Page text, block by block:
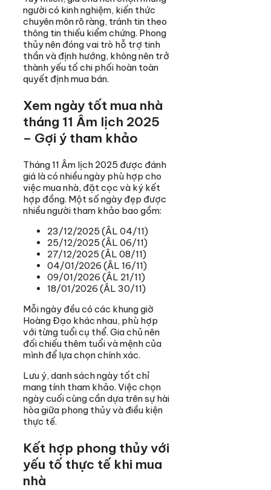
người có kinh nghiệm, kiến thức
chuyên môn rõ ràng, tránh tin theo
thông tin thiếu kiểm chứng. Phong
thủy nên đóng vai trò hỗ trợ tinh
thần và định hướng, không nên trở
thành yếu tố chi phối hoàn toàn
quyết định mua bán.
Xem ngày tốt mua nhà
tháng 11 Âm lịch 2025
– Gợi ý tham khảo
Tháng 11 Âm lịch 2025 được đánh
giá là có nhiều ngày phù hợp cho
việc mua nhà, đặt cọc và ký kết
hợp đồng. Một số ngày đẹp được
nhiều người tham khảo bao gồm:
23/12/2025 (ÂL 04/11)
25/12/2025 (ÂL 06/11)
27/12/2025 (ÂL 08/11)
04/01/2026 (ÂL 16/11)
09/01/2026 (ÂL 21/11)
18/01/2026 (ÂL 30/11)
Mỗi ngày đều có các khung giờ
Hoàng Đạo khác nhau, phù hợp
với từng tuổi cụ thể. Gia chủ nên
đối chiếu thêm tuổi và mệnh của
mình để lựa chọn chính xác.
Lưu ý, danh sách ngày tốt chỉ
mang tính tham khảo. Việc chọn
ngày cuối cùng cần dựa trên sự hài
hòa giữa phong thủy và điều kiện
thực tế.
Kết hợp phong thủy với
yếu tố thực tế khi mua
nhà